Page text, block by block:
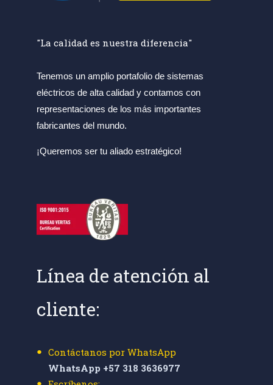
"La calidad es nuestra diferencia"
Tenemos un amplio portafolio de sistemas
eléctricos de alta calidad y contamos con
representaciones de los más importantes
fabricantes del mundo.
¡Queremos ser tu aliado estratégico!
Línea de atención al
cliente:
Contáctanos por WhatsApp
WhatsApp +57 318 3636977